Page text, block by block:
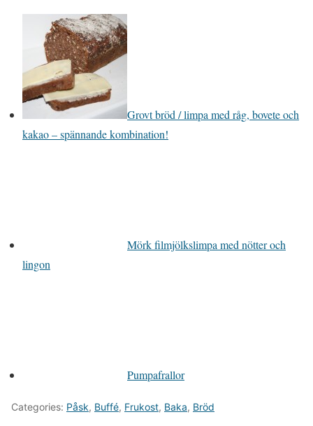
Grovt bröd / limpa med råg, bovete och
kakao – spännande kombination!
Mörk filmjölkslimpa med nötter och
lingon
Pumpafrallor
Categories: Påsk, Buffé, Frukost, Baka, Bröd